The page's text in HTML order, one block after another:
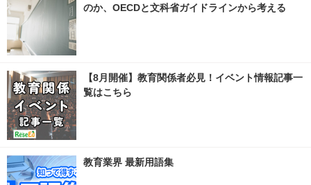
のか、OECDと文科省ガイドラインから考える
【8月開催】教育関係者必見！イベント情報記事一
覧はこちら
教育業界 最新用語集